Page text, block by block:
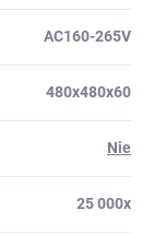
AC160-265V
480x480x60
Nie
25 000x